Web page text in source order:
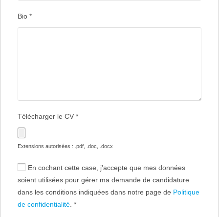
Bio *
Télécharger le CV *
Extensions autorisées : .pdf, .doc, .docx
En cochant cette case, j'accepte que mes données
soient utilisées pour gérer ma demande de candidature
dans les conditions indiquées dans notre page de Politique
de confidentialité *